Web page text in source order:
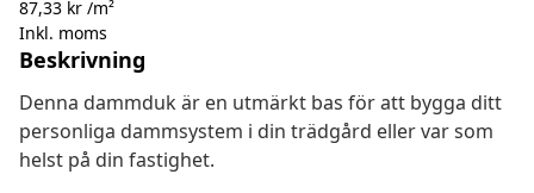
87,33 kr /m²
Inkl. moms
Beskrivning
Denna dammduk är en utmärkt bas för att bygga ditt
personliga dammsystem i din trädgård eller var som
helst på din fastighet.